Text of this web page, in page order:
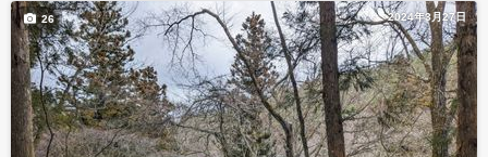
2024年3月27日
26